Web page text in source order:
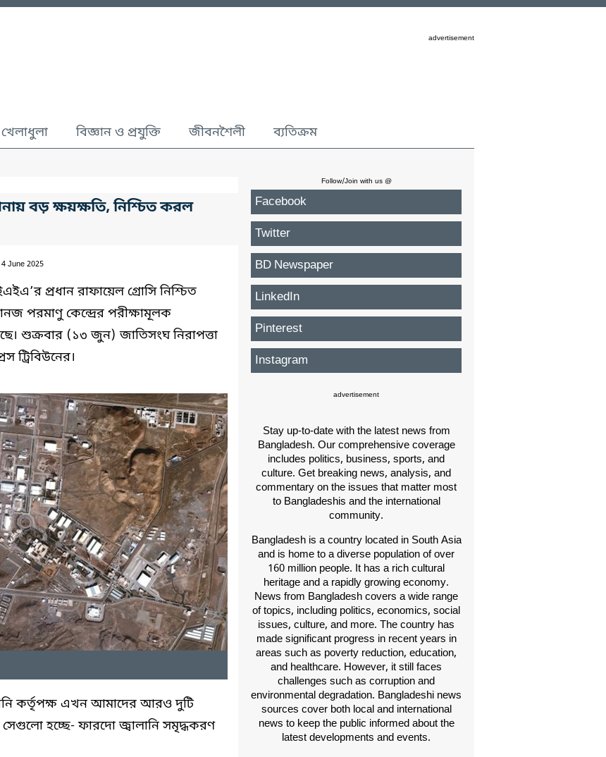
advertisement
খেলাধুলা বিজ্ঞান ও প্রযুক্তি জীবনশৈলী ব্যতিক্রম
বড় ক্ষয়ক্ষতি, নিশ্চিত করল
June 2025
প্রধান রাফায়েল গ্রোসি নিশ্চিত
পরমাণু কেন্দ্রের পরীক্ষামূলক
শুক্রবার (১৩ জুন) জাতিসংঘ নিরাপত্তা
ট্রিবিউনের।
কর্তৃপক্ষ এখন আমাদের আরও দুটি
সেগুলো হচ্ছে- ফারদো জ্বালানি সমৃদ্ধকরণ
Follow/Join with us @
Facebook
Twitter
BD Newspaper
LinkedIn
Pinterest
Instagram
advertisement
Stay up-to-date with the latest news from
Bangladesh. Our comprehensive coverage
includes politics, business, sports, and
culture. Get breaking news, analysis, and
commentary on the issues that matter most
to Bangladeshis and the international
community.
Bangladesh is a country located in South Asia
and is home to a diverse population of over
160 million people. It has a rich cultural
heritage and a rapidly growing economy.
News from Bangladesh covers a wide range
of topics, including politics, economics, social
issues, culture, and more. The country has
made significant progress in recent years in
areas such as poverty reduction, education,
and healthcare. However, it still faces
challenges such as corruption and
environmental degradation. Bangladeshi news
sources cover both local and international
news to keep the public informed about the
latest developments and events.